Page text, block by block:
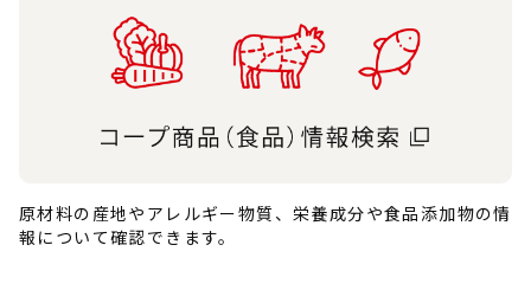
原材料の産地やアレルギー物質、栄養成分や食品添加物の情
報について確認できます。